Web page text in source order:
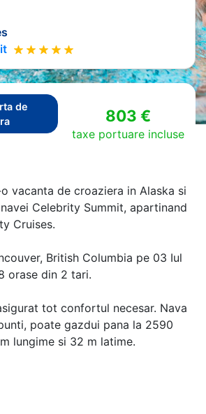
de
803 €
taxe portuare incluse
vacanta de croaziera in Alaska si
Celebrity Summit, apartinand
Cruises.
British Columbia pe 03 Iul
orase din 2 tari.
tot confortul necesar. Nava
poate gazdui pana la 2590
lungime si 32 m latime.